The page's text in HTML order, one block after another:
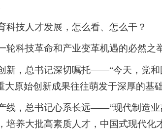
科技人才发展，怎么看、怎么干？
轮科技革命和产业变革机遇的必然之
新，总书记深切嘱托——“今天，党
大原始创新成果往往萌发于深厚的
线，总书记心系长远——“现代制造业
培养大批高素质人才，中国式现代化